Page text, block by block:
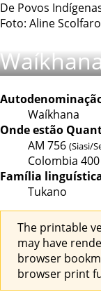
De Povos
Foto: Aline
Waíkhana
Onde estão
AM 756 (Siasi/
Colombia 400
Família
Tukano
The printable
may have
browser
browser print